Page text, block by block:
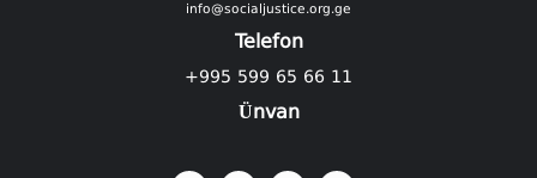
info@socialjustice.org.ge
Telefon
+995 599 65 66 11
Ünvan